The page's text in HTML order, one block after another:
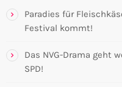
Paradies für
Festival kommt!
Das NVG-Drama geht
SPD!